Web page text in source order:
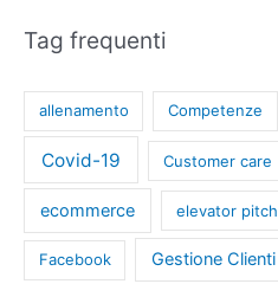
Tag frequenti
allenamento Competenze
Covid-19 Customer care
ecommerce elevator pitch
Facebook Gestione Clienti